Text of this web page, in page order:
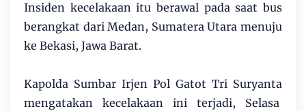
Insiden kecelakaan itu berawal pada saat bus
berangkat dari Medan, Sumatera Utara menuju
ke Bekasi, Jawa Barat.
Kapolda Sumbar Irjen Pol Gatot Tri Suryanta
mengatakan kecelakaan ini terjadi, Selasa